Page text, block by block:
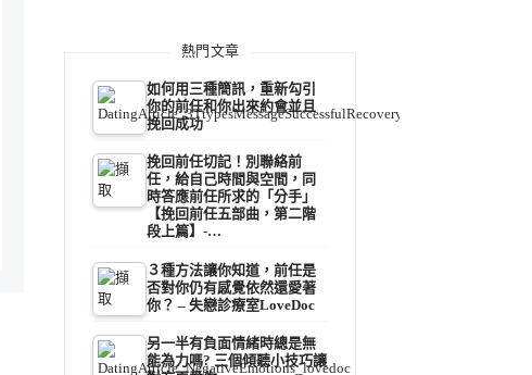
熱門文章
如何用三種簡訊，重新勾引
你的前任和你出來約會並且
挽回成功
挽回前任切記！別聯絡前
任，給自己時間與空間，同
時答應前任所求的「分手」
【挽回前任五部曲，第二階
段上篇】-…
３種方法讓你知道，前任是
否對你仍有感覺依然還愛著
你？ – 失戀診療室LoveDoc
另一半有負面情緒時總是無
能為力嗎? 三個傾聽小技巧讓